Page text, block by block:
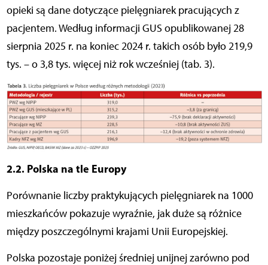
opieki są dane dotyczące pielęgniarek pracujących z
pacjentem. Według informacji GUS opublikowanej 28
sierpnia 2025 r. na koniec 2024 r. takich osób było 219,9
tys. – o 3,8 tys. więcej niż rok wcześniej (tab. 3).
2.2. Polska na tle Europy
Porównanie liczby praktykujących pielęgniarek na 1000
mieszkańców pokazuje wyraźnie, jak duże są różnice
między poszczególnymi krajami Unii Europejskiej.
Polska pozostaje poniżej średniej unijnej zarówno pod